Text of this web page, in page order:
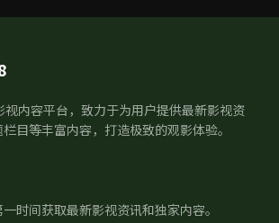
内容平台，致力于为用户提供最新影视资
目等丰富内容，打造极致的观影体验。
时间获取最新影视资讯和独家内容。